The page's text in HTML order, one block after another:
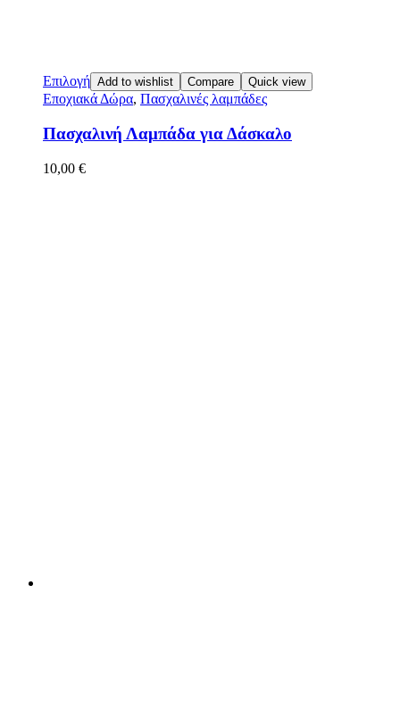
Επιλογή Add to wishlist Compare Quick view
Εποχιακά Δώρα, Πασχαλινές λαμπάδες
Πασχαλινή Λαμπάδα για Δάσκαλο
10,00 €